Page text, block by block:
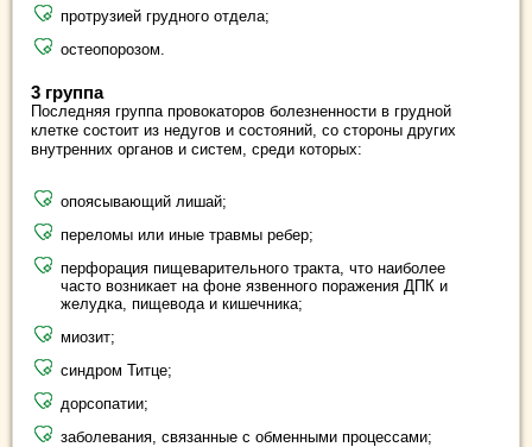
протрузией грудного отдела;
остеопорозом.
3 группа
Последняя группа провокаторов болезненности в грудной
клетке состоит из недугов и состояний, со стороны других
внутренних органов и систем, среди которых:
опоясывающий лишай;
переломы или иные травмы ребер;
перфорация пищеварительного тракта, что наиболее
часто возникает на фоне язвенного поражения ДПК и
желудка, пищевода и кишечника;
миозит;
синдром Титце;
дорсопатии;
заболевания, связанные с обменными процессами;